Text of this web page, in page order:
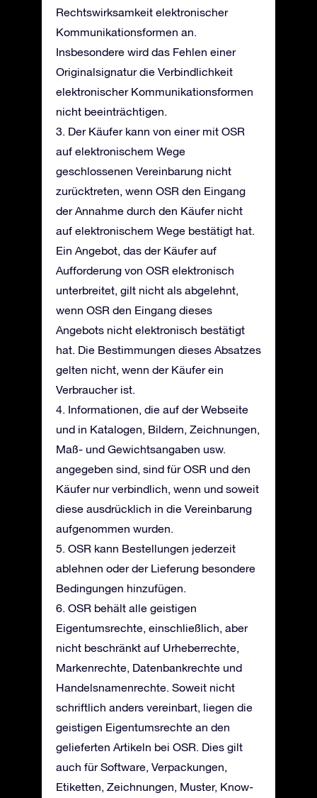
Rechtswirksamkeit elektronischer
Kommunikationsformen an.
Insbesondere wird das Fehlen einer
Originalsignatur die Verbindlichkeit
elektronischer Kommunikationsformen
nicht beeinträchtigen.
3. Der Käufer kann von einer mit OSR
auf elektronischem Wege
geschlossenen Vereinbarung nicht
zurücktreten, wenn OSR den Eingang
der Annahme durch den Käufer nicht
auf elektronischem Wege bestätigt hat.
Ein Angebot, das der Käufer auf
Aufforderung von OSR elektronisch
unterbreitet, gilt nicht als abgelehnt,
wenn OSR den Eingang dieses
Angebots nicht elektronisch bestätigt
hat. Die Bestimmungen dieses Absatzes
gelten nicht, wenn der Käufer ein
Verbraucher ist.
4. Informationen, die auf der Webseite
und in Katalogen, Bildern, Zeichnungen,
Maß- und Gewichtsangaben usw.
angegeben sind, sind für OSR und den
Käufer nur verbindlich, wenn und soweit
diese ausdrücklich in die Vereinbarung
aufgenommen wurden.
5. OSR kann Bestellungen jederzeit
ablehnen oder der Lieferung besondere
Bedingungen hinzufügen.
6. OSR behält alle geistigen
Eigentumsrechte, einschließlich, aber
nicht beschränkt auf Urheberrechte,
Markenrechte, Datenbankrechte und
Handelsnamenrechte. Soweit nicht
schriftlich anders vereinbart, liegen die
geistigen Eigentumsrechte an den
gelieferten Artikeln bei OSR. Dies gilt
auch für Software, Verpackungen,
Etiketten, Zeichnungen, Muster, Know-